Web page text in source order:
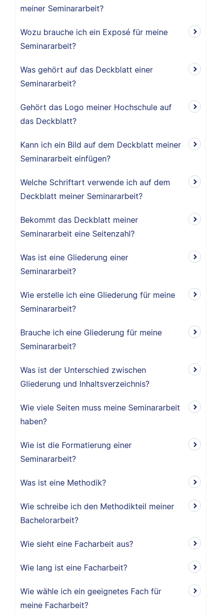
meiner Seminararbeit?
Wozu brauche ich ein Exposé für meine
Seminararbeit?
Was gehört auf das Deckblatt einer
Seminararbeit?
Gehört das Logo meiner Hochschule auf
das Deckblatt?
Kann ich ein Bild auf dem Deckblatt meiner
Seminararbeit einfügen?
Welche Schriftart verwende ich auf dem
Deckblatt meiner Seminararbeit?
Bekommt das Deckblatt meiner
Seminararbeit eine Seitenzahl?
Was ist eine Gliederung einer
Seminararbeit?
Wie erstelle ich eine Gliederung für meine
Seminararbeit?
Brauche ich eine Gliederung für meine
Seminararbeit?
Was ist der Unterschied zwischen
Gliederung und Inhaltsverzeichnis?
Wie viele Seiten muss meine Seminararbeit
haben?
Wie ist die Formatierung einer
Seminararbeit?
Was ist eine Methodik?
Wie schreibe ich den Methodikteil meiner
Bachelorarbeit?
Wie sieht eine Facharbeit aus?
Wie lang ist eine Facharbeit?
Wie wähle ich ein geeignetes Fach für
meine Facharbeit?